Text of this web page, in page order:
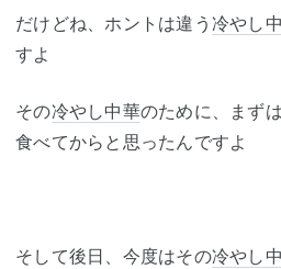
だけどね、ホントは違う 冷やし
すよ
その冷やし中華のために、まず
食べてからと思ったんですよ
そして後日、今度はその冷やし